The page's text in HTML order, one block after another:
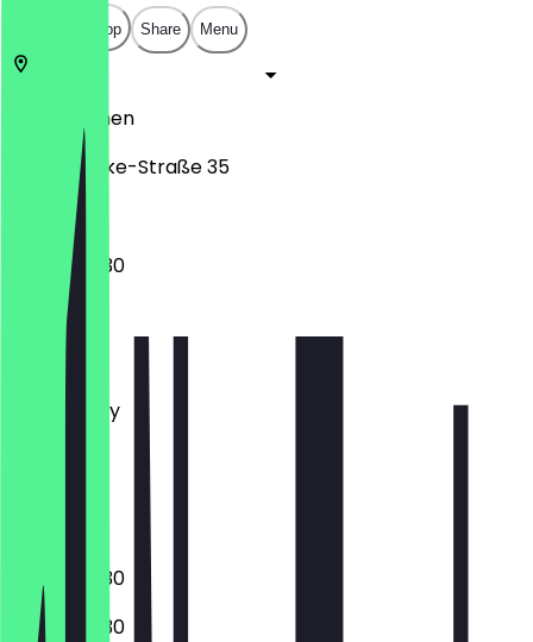
Open in app Share Menu
Bremen
Graf-Moltke-Straße 35
08:00 - 18:30
Monday
Tuesday
Wednesday
08:00 - 18:30
08:00 - 18:30